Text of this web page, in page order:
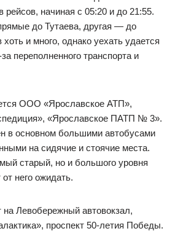
рейсов, начиная с 05:20 и до 21:55.
до Тутаева, другая — до
и много, однако уехать удается
переполненного транспорта и
ООО «Ярославское АТП»,
«Ярославское ПАТП № 3».
в основном большими автобусами
на сидячие и стоячие места.
старый, но и большого уровня
него ожидать.
на Левобережный автовокзал,
проспект 50-летия Победы.